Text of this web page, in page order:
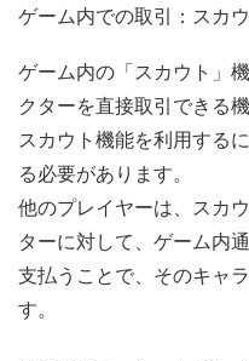
ゲーム内での取引：スカ
ゲーム内の「スカウト」
クターを直接取引できる機
スカウト機能を利用する
る必要があります。
他のプレイヤーは、スカ
ターに対して、ゲーム内
支払うことで、そのキャ
す。